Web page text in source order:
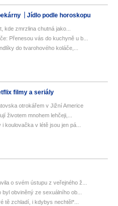
Jídlo podle horoskopu
kde zmrzlina chutná jako...
Přenesou vás do kuchyně u b...
do tvarohového koláče,...
filmy a seriály
otrokářem v Jižní Americe
životem mnohem lehčeji,...
koulovačka v létě jsou jen pá...
o svém ústupu z veřejného ž...
obviněný ze sexuálního ob...
tě zchladí, i kdybys nechtěl*...